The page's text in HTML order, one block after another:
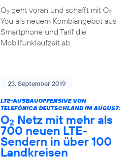
O2geht voran und schafft mit O2
You als neuem Kombiangebot aus
Smartphone und Tarif die
Mobilfunklaufzeit ab.
23. September 2019
LTE-AUSBAUOFFENSIVE VON
TELEFÓNICA DEUTSCHLAND IM AUGUST:
O2 Netz mit mehr als
700 neuen LTE-
Sendern in über 100
Landkreisen